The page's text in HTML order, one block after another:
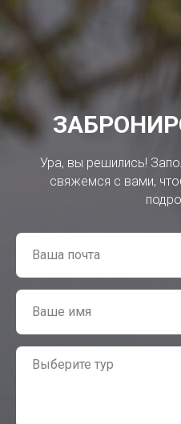
Ура, вы решились!
свяжемся с вами,